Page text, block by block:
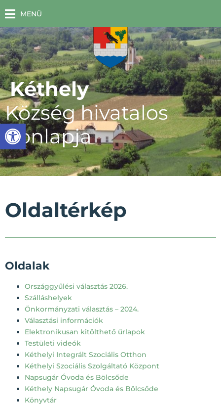
Eszköztár megnyitása
MENÜ
Kéthely
Község hivatalos
honlapja
Oldaltérkép
Oldalak
Országgyűlési választás 2026.
Szálláshelyek
Önkormányzati választás – 2024.
Választási információk
Elektronikusan kitölthető űrlapok
Testületi videók
Kéthelyi Integrált Szociális Otthon
Kéthelyi Szociális Szolgáltató Központ
Napsugár Óvoda és Bölcsőde
Kéthely Napsugár Óvoda és Bölcsőde
Könyvtár